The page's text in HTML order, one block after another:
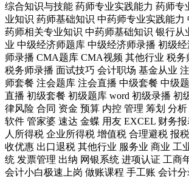
综合知识与技能 药师专业实践能力 药师专
业知识 药师基础知识 中药师专业实践能力
药师相关专业知识 中药师基础知识 银行从
业 中级经济师题库 中级经济师录播 初级
师录播 CMA题库 CMA视频 其他行业 税务
税务师录播 面试技巧 会计职场 基金从业
师套餐 注会题库 注会直播 中级套餐 中级
直播 初级套餐 初级题库 word 初级录播 初
律风险 合同 资金 预算 内控 管理 筹划 分析
软件 管家婆 速达 金蝶 用友 EXCEL 财务报
人所得税 企业所得税 增值税 合理避税 报
收优惠 出口退税 其他行业 服务业 商业 工
统 发票管理 出纳 网银系统 进项认证 工商
会计小白极速上岗 做账课程 手工账 会计分